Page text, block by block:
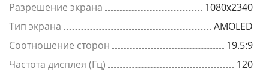
Разрешение экрана
1080x2340
Тип экрана
AMOLED
Соотношение сторон
19.5:9
Частота дисплея (Гц)
120